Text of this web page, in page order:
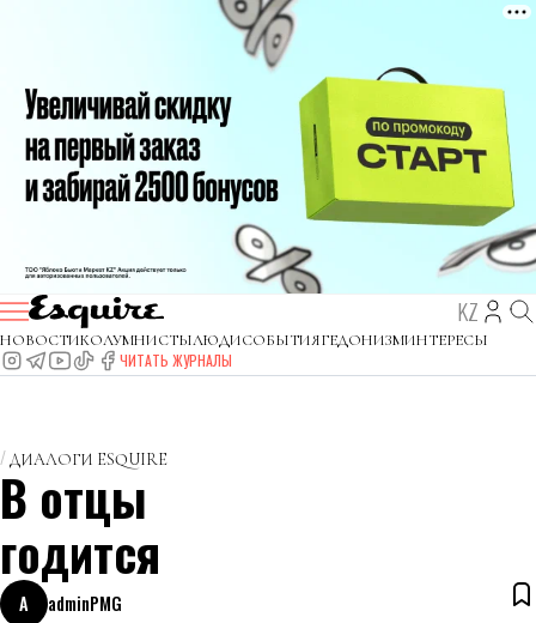
KZ
НОВОСТИКОЛУМНИСТЫЛЮДИСОБЫТИЯГЕДОНИЗМИНТЕРЕСЫ
ЧИТАТЬ ЖУРНАЛЫ
ДИАЛОГИ ESQUIRE
В отцы
годится
A
adminPMG